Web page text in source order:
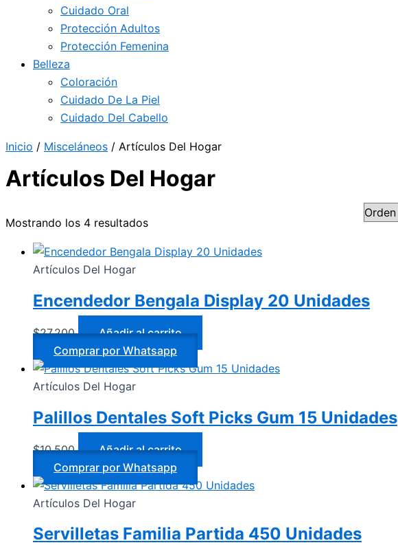
Cuidado Oral
Protección Adultos
Protección Femenina
Belleza
Coloración
Cuidado De La Piel
Cuidado Del Cabello
Inicio / Misceláneos / Artículos Del Hogar
Artículos Del Hogar
Mostrando los 4 resultados
Artículos Del Hogar
Encendedor Bengala Display 20 Unidades
$27.200
Añadir al carrito
Comprar por Whatsapp
Artículos Del Hogar
Palillos Dentales Soft Picks Gum 15 Unidades
$10.500
Añadir al carrito
Comprar por Whatsapp
Artículos Del Hogar
Servilletas Familia Partida 450 Unidades